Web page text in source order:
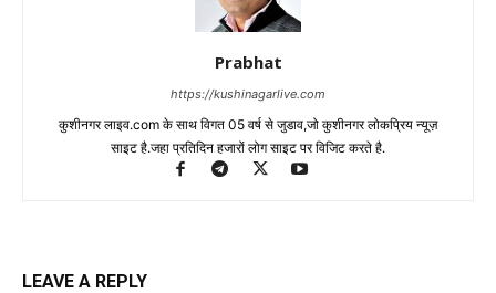
Prabhat
https://kushinagarlive.com
कुशीनगर लाइव.com के साथ विगत 05 वर्ष से जुडाव,जो कुशीनगर लोकप्रिय न्यूज़
साइट है.जहा प्रतिदिन हजारों लोग साइट पर विजिट करते है.
LEAVE A REPLY